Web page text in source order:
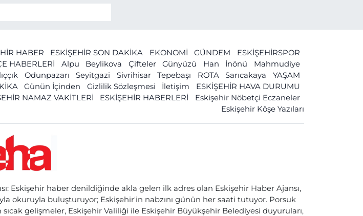
HABER ESKİŞEHİR SON DAKİKA EKONOMİ GÜNDEM
ESKİŞEHİRSPOR
HABERLERİ
Alpu Beylikova Çifteler Günyüzü Han İnönü
Mahmudiye
Odunpazarı Seyitgazi Sivrihisar Tepebaşı ROTA Sarıcakaya
YAŞAM
Günün İçinden Gizlilik Sözleşmesi İletişim
ESKİŞEHİR HAVA DURUMU
NAMAZ VAKİTLERİ
ESKİŞEHİR HABERLERİ
Eskişehir Nöbetçi Eczaneler
Eskişehir Köşe Yazıları
Eskişehir haber denildiğinde akla gelen ilk adres olan Eskişehir Haber Ajansı,
okuruyla buluşturuyor; Eskişehir'in nabzını günün her saati tutuyor. Porsuk
sıcak gelişmeler, Eskişehir Valiliği ile Eskişehir Büyükşehir Belediyesi duyuruları,